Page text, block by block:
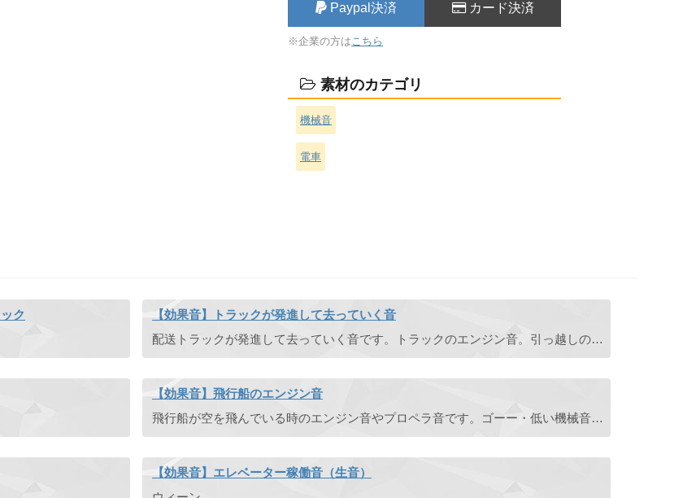
Paypal決済 カード決済
※企業の方はこちら
素材のカテゴリ
機械音
電車
ク
【効果音】トラックが発進して去っていく音
配送トラックが発進して去っていく音です。トラックのエンジン音。引っ越しのトラックが去っていく音など。
【効果音】飛行船のエンジン音
飛行船が空を飛んでいる時のエンジン音やプロペラ音です。ゴーー・低い機械音・機械室・ボイラー。
【効果音】エレベーター稼働音（生音）